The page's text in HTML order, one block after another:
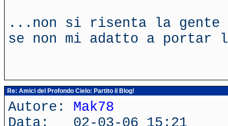
...non si risenta la gente
se non mi adatto a portar
Re: Amici del Profondo Cielo: Partito il Blog!
Autore: Mak78
Data: 02-03-06 15:21